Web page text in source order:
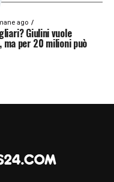
ago
Giulini vuole
per 20 milioni può